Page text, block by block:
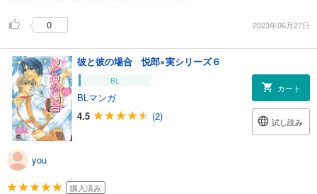
0 2023年06月27日
彼と彼の場合 悦郎×実シリーズ６
BL
BLマンガ
4.5
(2)
カート
試し読み
you
購入済み